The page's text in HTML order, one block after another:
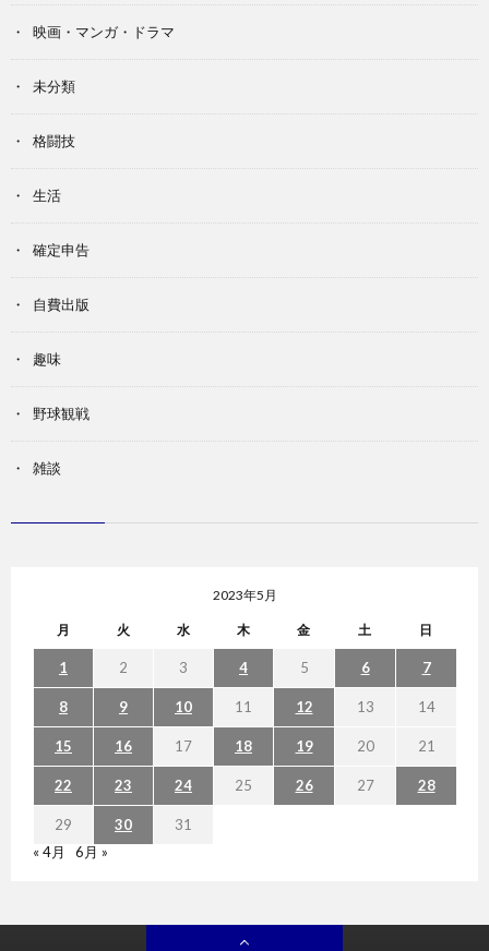
映画・マンガ・ドラマ
未分類
格闘技
生活
確定申告
自費出版
趣味
野球観戦
雑談
2023年5月
月 火 水 木 金 土 日
1 2 3 4 5 6 7
8 9 10 11 12 13 14
15 16 17 18 19 20 21
22 23 24 25 26 27 28
29 30
31
« 4月
6月 »